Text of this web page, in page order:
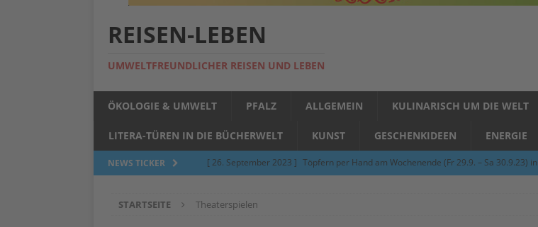
REISEN-LEBEN
UMWELTFREUNDLICHER REISEN UND LEBEN
ÖKOLOGIE & UMWELT PFALZ ALLGEMEIN KULINARISCH UM DIE WELT
LITERA-TÜREN IN DIE BÜCHERWELT KUNST GESCHENKIDEEN ENERGIE
NEWS TICKER [ 26. September 2023 ] Töpfern per Hand am Wochenende (Fr 29.9. – Sa 30.9.23) in
[ 5. Juni 2023 ]
STARTSEITE Theaterspielen